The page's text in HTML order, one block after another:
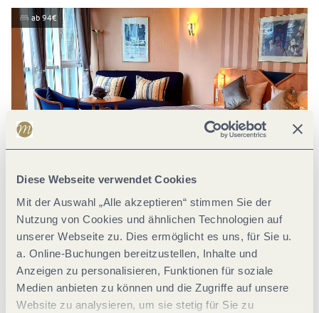
Diese Webseite verwendet Cookies
Mit der Auswahl „Alle akzeptieren“ stimmen Sie der
Nutzung von Cookies und ähnlichen Technologien auf
unserer Webseite zu. Dies ermöglicht es uns, für Sie u.
a. Online-Buchungen bereitzustellen, Inhalte und
Anzeigen zu personalisieren, Funktionen für soziale
Medien anbieten zu können und die Zugriffe auf unsere
Website zu analysieren, um sie stetig für Sie zu
Joachim Russo - Hotel Saar Galerie Saarburg
ab 94€
Hotel-Garni Saar Galerie